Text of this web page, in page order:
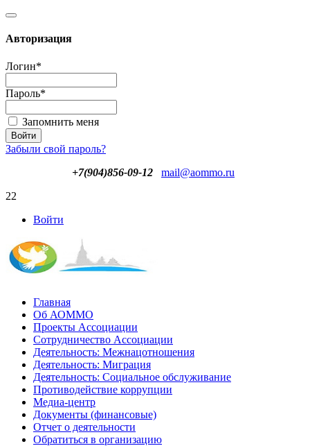
Авторизация
Логин*
Пароль*
Запомнить меня
Забыли свой пароль?
+7(904)856-09-12
mail@aommo.ru
22
Войти
Главная
Об АОММО
Проекты Ассоциации
Сотрудничество Ассоциации
Деятельность: Межнацотношения
Деятельность: Миграция
Деятельность: Социальное обслуживание
Противодействие коррупции
Медиа-центр
Документы (финансовые)
Отчет о деятельности
Обратиться в организацию